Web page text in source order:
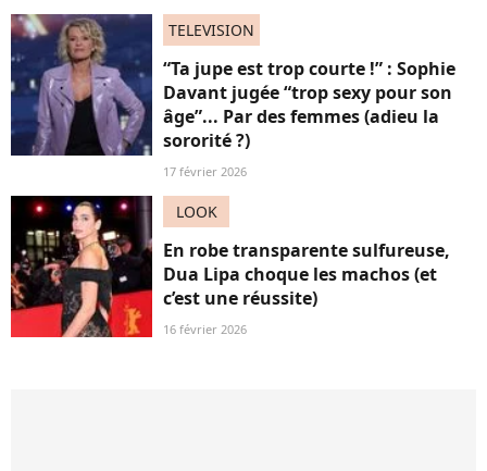
TELEVISION
“Ta jupe est trop courte !” : Sophie
Davant jugée “trop sexy pour son
âge”... Par des femmes (adieu la
sororité ?)
17 février 2026
LOOK
En robe transparente sulfureuse,
Dua Lipa choque les machos (et
c’est une réussite)
16 février 2026